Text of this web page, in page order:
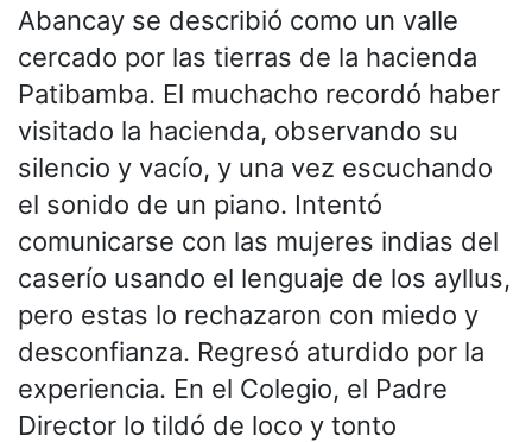
Abancay se describió como un valle
cercado por las tierras de la hacienda
Patibamba. El muchacho recordó haber
visitado la hacienda, observando su
silencio y vacío, y una vez escuchando
el sonido de un piano. Intentó
comunicarse con las mujeres indias del
caserío usando el lenguaje de los ayllus,
pero estas lo rechazaron con miedo y
desconfianza. Regresó aturdido por la
experiencia. En el Colegio, el Padre
Director lo tildó de loco y tonto